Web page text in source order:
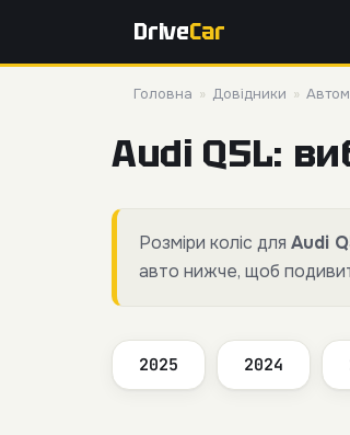
DriveCar
Головна » Довідники »
Audi Q5L:
Розміри коліс для Audi
авто нижче, щоб
2025 2024